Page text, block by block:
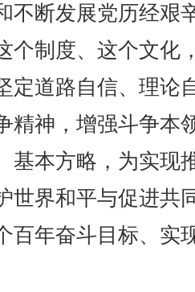
不断发展党历经艰
个制度、这个文化
定道路自信、理论
精神，增强斗争本
基本方略，为实现
世界和平与促进共
百年奋斗目标、实